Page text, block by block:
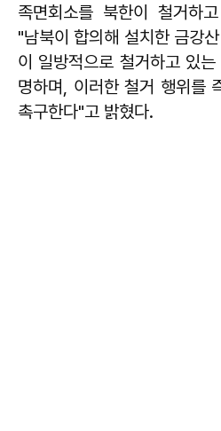
족면회소를 북한이 철거하
"남북이 합의해 설치한 금강
이 일방적으로 철거하고 있
명하며, 이러한 철거 행위를
촉구한다"고 밝혔다.